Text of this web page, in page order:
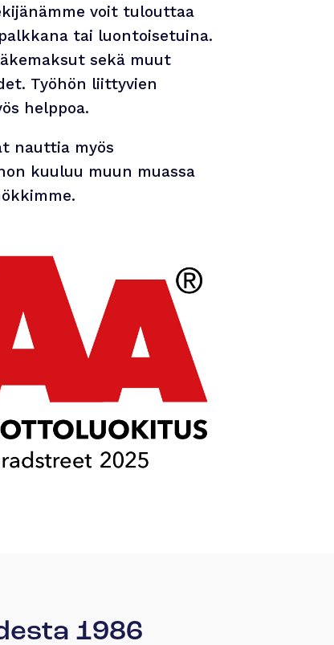
voit tulouttaa
tai luontoisetuina.
sekä muut
Työhön liittyvien
helppoa.
nauttia myös
kuuluu muun muassa
1986